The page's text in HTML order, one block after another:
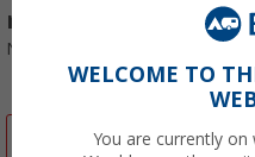
mujer
Nº de artículo 76786146
WELCOME TO
You are currently on